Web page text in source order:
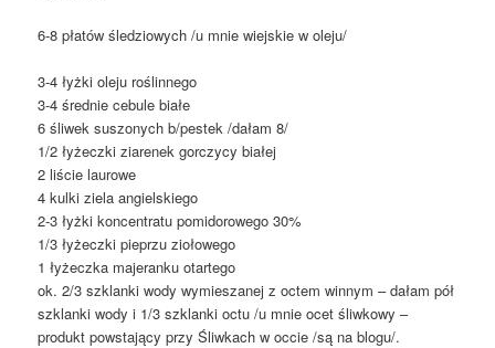
6-8 płatów śledziowych /u mnie wiejskie w oleju/
3-4 łyżki oleju roślinnego
3-4 średnie cebule białe
6 śliwek suszonych b/pestek /dałam 8/
1/2 łyżeczki ziarenek gorczycy białej
2 liście laurowe
4 kulki ziela angielskiego
2-3 łyżki koncentratu pomidorowego 30%
1/3 łyżeczki pieprzu ziołowego
1 łyżeczka majeranku otartego
ok. 2/3 szklanki wody wymieszanej z octem winnym – dałam pół
szklanki wody i 1/3 szklanki octu /u mnie ocet śliwkowy –
produkt powstający przy Śliwkach w occie /są na blogu/.